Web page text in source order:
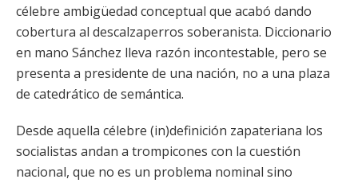
célebre ambigüedad conceptual que acabó dando
cobertura al descalzaperros soberanista. Diccionario
en mano Sánchez lleva razón incontestable, pero se
presenta a presidente de una nación, no a una plaza
de catedrático de semántica.
Desde aquella célebre (in)definición zapateriana los
socialistas andan a trompicones con la cuestión
nacional, que no es un problema nominal sino